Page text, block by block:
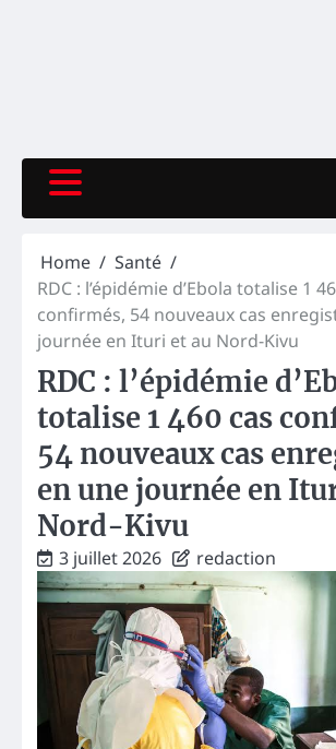
Home
Santé
RDC : l’épidémie d’Ebola totalise 1
confirmés, 54 nouveaux cas
journée en Ituri et au Nord-Kivu
RDC : l’épidémie
totalise 1 460 cas
54 nouveaux cas
en une journée en
Nord-Kivu
3 juillet 2026 redaction